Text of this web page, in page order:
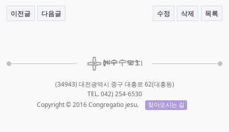
이전글 다음글 수정 삭제 목록
(34943) 대전광역시 중구 대흥로 62(대흥동)
TEL. 042) 254-6530
Copyright © 2016 Congregatio jesu.
찾아오시는 길